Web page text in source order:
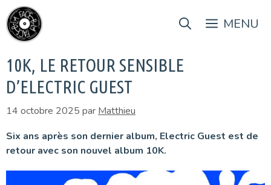
Aller
au
contenu
MENU
10K, LE RETOUR SENSIBLE
D’ELECTRIC GUEST
14 octobre 2025 par Matthieu
Six ans après son dernier album, Electric Guest est de
retour avec son nouvel album 10K.